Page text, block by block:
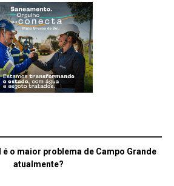
é o maior problema de Campo Grande
atualmente?